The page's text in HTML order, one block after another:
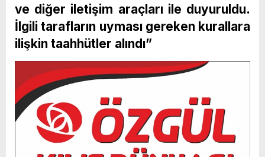
ve diğer iletişim araçları ile duyuruldu.
İlgili tarafların uyması gereken kurallara
ilişkin taahhütler alındı”